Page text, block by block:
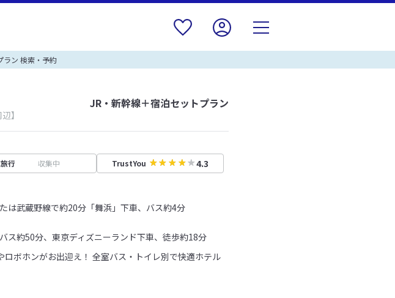
ラン 検索・予約
】
JR・新幹線＋宿泊セットプラン
行 収集中 TrustYou 4.3
は武蔵野線で約20分「舞浜」下車、バス約4分
ス約50分、東京ディズニーランド下車、徒歩約18分
ロボホンがお出迎え！ 全室バス・トイレ別で快適ホテル